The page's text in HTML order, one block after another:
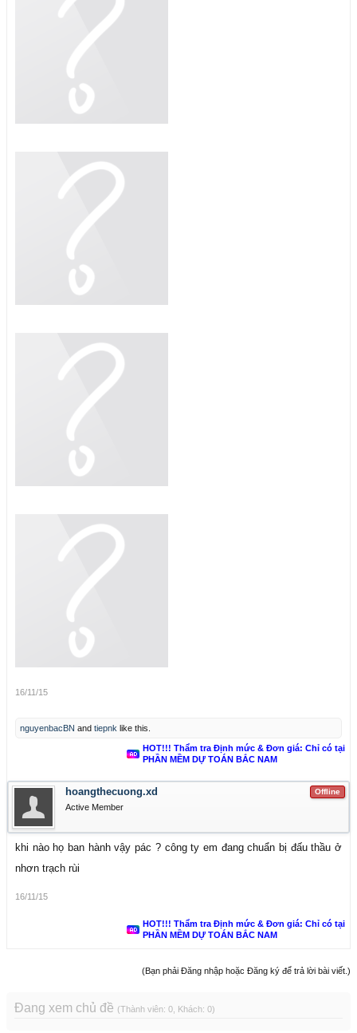
16/11/15
nguyenbacBN and tiepnk like this.
HOT!!! Thẩm tra Định mức & Đơn giá: Chỉ có tại
PHẦN MỀM DỰ TOÁN BẮC NAM
Offline
hoangthecuong.xd
Active Member
khi nào họ ban hành vậy pác ? công ty em đang chuẩn bị đấu thầu ở
nhơn trạch rùi
16/11/15
HOT!!! Thẩm tra Định mức & Đơn giá: Chỉ có tại
PHẦN MỀM DỰ TOÁN BẮC NAM
(Bạn phải Đăng nhập hoặc Đăng ký để trả lời bài viết.)
Đang xem chủ đề (Thành viên: 0, Khách: 0)